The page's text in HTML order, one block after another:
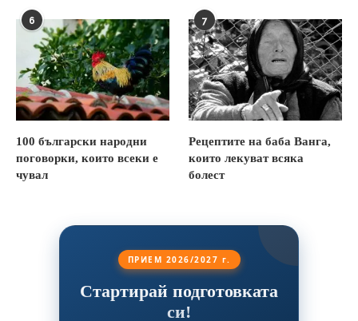
6
100 български народни
поговорки, които всеки е
чувал
7
Рецептите на баба Ванга,
които лекуват всяка
болест
ПРИЕМ 2026/2027 г.
Стартирай подготовката
си!